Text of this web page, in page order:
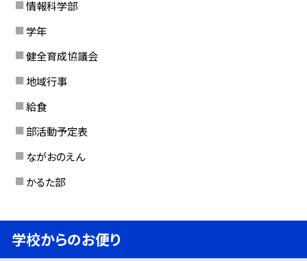
情報科学部
学年
健全育成協議会
地域行事
給食
部活動予定表
ながおのえん
かるた部
学校からのお便り